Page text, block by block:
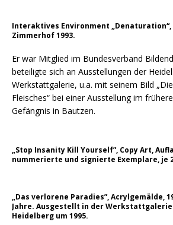
Interaktives Environment „Denaturation“,
Zimmerhof 1993.
Er war Mitglied im Bundesverband
beteiligte sich an Ausstellungen der
Werkstattgalerie, u.a. mit seinem Bild
Fleisches“ bei einer Ausstellung im
Gefängnis in Bautzen.
„Stop Insanity Kill Yourself”, Copy Art,
nummerierte und signierte Exemplare, je
„Das verlorene Paradies”, Acrylgemälde,
Jahre. Ausgestellt in der
Heidelberg um 1995.